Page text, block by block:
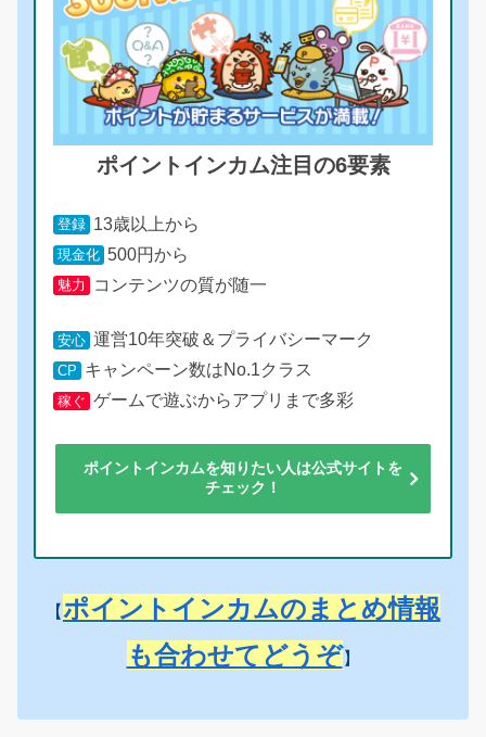
ポイントインカム注目の6要素
登録 13歳以上から
現金化 500円から
魅力 コンテンツの質が随一
安心 運営10年突破＆プライバシーマーク
CP キャンペーン数はNo.1クラス
稼ぐ ゲームで遊ぶからアプリまで多彩
ポイントインカムを知りたい人は公式サイトを
チェック！
【ポイントインカムのまとめ情報
も合わせてどうぞ 】